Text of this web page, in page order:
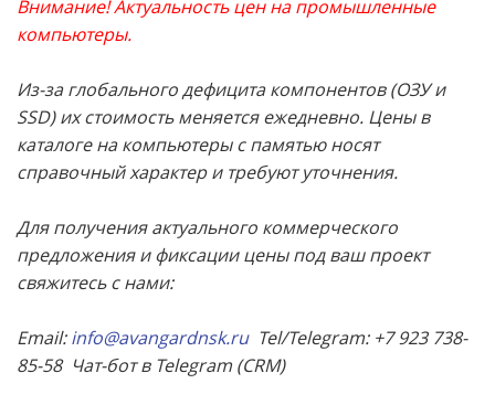
Внимание! Актуальность цен на промышленные
компьютеры.
Из-за глобального дефицита компонентов (ОЗУ и
SSD) их стоимость меняется ежедневно. Цены в
каталоге на компьютеры с памятью носят
справочный характер и требуют уточнения.
Для получения актуального коммерческого
предложения и фиксации цены под ваш проект
свяжитесь с нами:
Email:info@avangardnsk.ru Tel/Telegram: +7 923 738-
85-58 Чат-бот в Telegram (CRM)